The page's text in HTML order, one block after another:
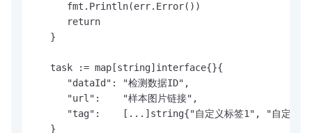
      fmt.Println(err.Error())
      return
   }
   task := map[string]interface{}{
      "dataId": "检测数据ID",
      "url":    "样本图片链接",
"tag":    [...]string{"自定义标签1", "自定义
   }